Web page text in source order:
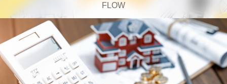
FLOW